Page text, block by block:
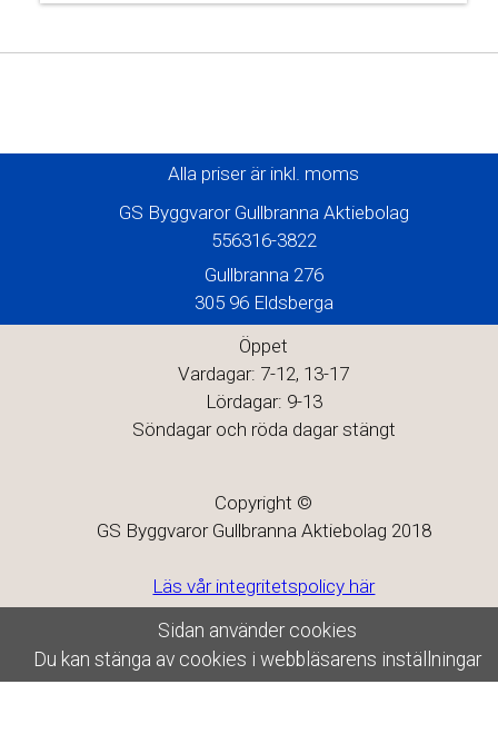
Alla priser är inkl. moms
GS Byggvaror Gullbranna Aktiebolag
556316-3822
Gullbranna 276
305 96 Eldsberga
Öppet
Vardagar: 7-12, 13-17
Lördagar: 9-13
Söndagar och röda dagar stängt
Copyright ©
GS Byggvaror Gullbranna Aktiebolag 2018
Läs vår integritetspolicy här
Sidan använder cookies
Du kan stänga av cookies i webbläsarens inställningar